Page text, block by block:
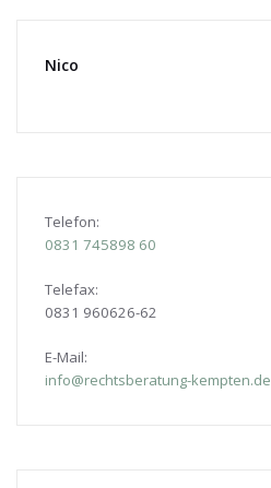
Nico
Telefon:
0831 745898 60
Telefax:
0831 960626-62
E-Mail:
info@rechtsberatung-kempten.de